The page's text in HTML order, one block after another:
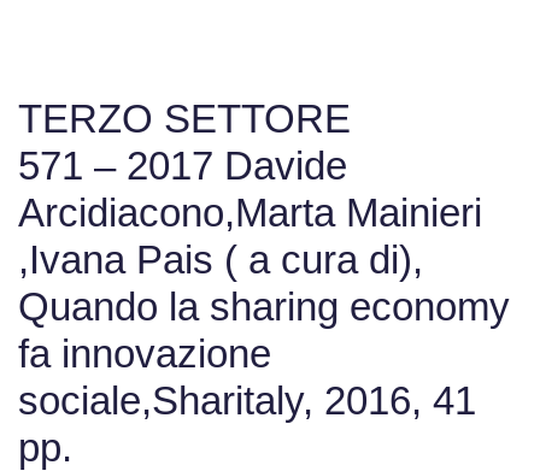
TERZO SETTORE
571 – 2017 Davide
Arcidiacono,Marta Mainieri
,Ivana Pais ( a cura di),
Quando la sharing economy
fa innovazione
sociale,Sharitaly, 2016, 41
pp.